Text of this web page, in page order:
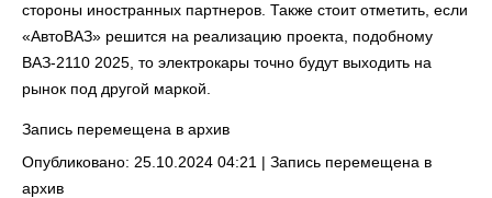
стороны иностранных партнеров. Также стоит отметить, если
«АвтоВАЗ» решится на реализацию проекта, подобному
ВАЗ-2110 2025, то электрокары точно будут выходить на
рынок под другой маркой.
Запись перемещена в архив
Опубликовано: 25.10.2024 04:21 | Запись перемещена в
архив